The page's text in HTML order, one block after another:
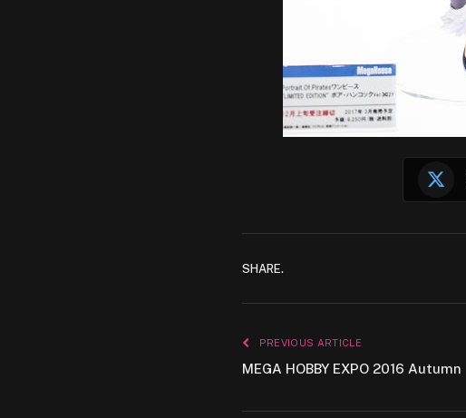
SHARE.
PREVIOUS ARTICLE
MEGA HOBBY EXPO 2016 Autumn